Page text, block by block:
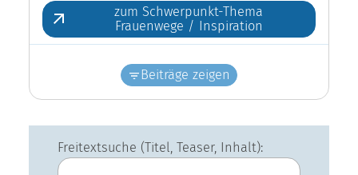
zum Schwerpunkt-Thema
Frauenwege / Inspiration
Beiträge zeigen
Freitextsuche (Titel, Teaser, Inhalt):